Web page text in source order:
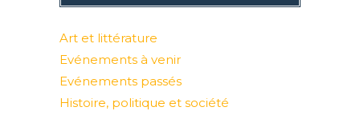
Art et littérature
Evénements à venir
Evénements passés
Histoire, politique et société